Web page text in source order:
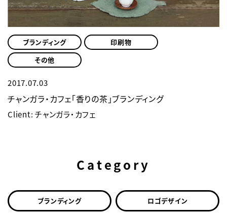
ブランディング
印刷物
その他
2017.07.03
チャンガラ・カフェ「香りの茶」ブランディング
Client: チャンガラ・カフェ
Category
ブランディング ロゴデザイン